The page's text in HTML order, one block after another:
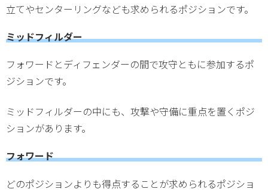
立てやセンターリングなども求められるポジションです。
ミッドフィルダー
フォワードとディフェンダーの間で攻守ともに参加するポ
ジションです。
ミッドフィルダーの中にも、攻撃や守備に重点を置くポジ
ションがあります。
フォワード
どのポジションよりも得点することが求められるポジショ